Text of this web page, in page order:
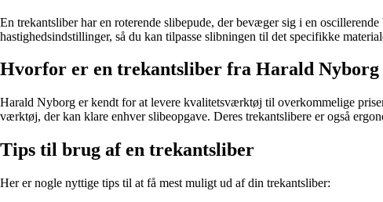
En trekantsliber har en roterende slibepude, der bevæger sig i en
hastighedsindstillinger, så du kan tilpasse slibningen til det specifikke
Hvorfor er en trekantsliber fra Harald Nyborg
Harald Nyborg er kendt for at levere kvalitetsværktøj til overkommelige
værktøj, der kan klare enhver slibeopgave. Deres trekantslibere er også
Tips til brug af en trekantsliber
Her er nogle nyttige tips til at få mest muligt ud af din trekantsliber: